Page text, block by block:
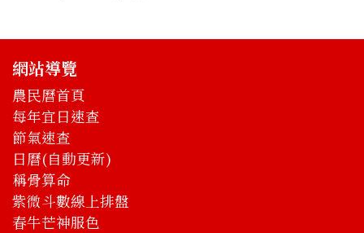
網站導覽
農民曆首頁
每年宜日速查
節氣速查
日曆(自動更新)
稱骨算命
紫微斗數線上排盤
春牛芒神服色